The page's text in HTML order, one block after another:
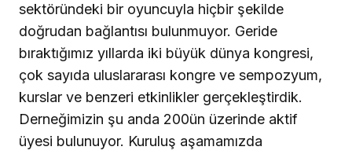
sektöründeki bir oyuncuyla hiçbir şekilde
doğrudan bağlantısı bulunmuyor. Geride
bıraktığımız yıllarda iki büyük dünya kongresi,
çok sayıda uluslararası kongre ve sempozyum,
kurslar ve benzeri etkinlikler gerçekleştirdik.
Derneğimizin şu anda 200ün üzerinde aktif
üyesi bulunuyor. Kuruluş aşamamızda